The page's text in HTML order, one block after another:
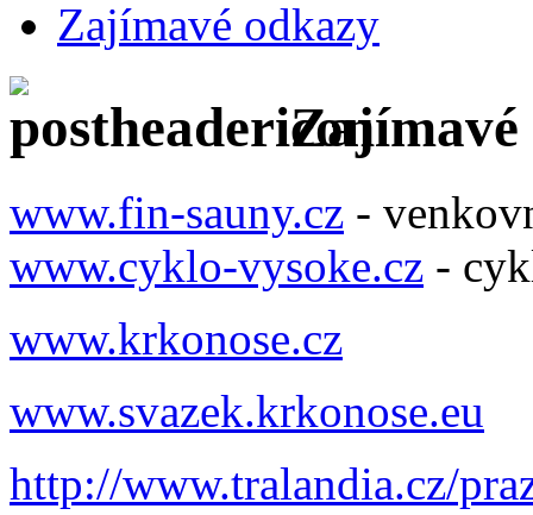
Zajímavé odkazy
Zajímavé
www.fin-sauny.cz -
www.cyklo-vysoke.cz -
www.krkonose.cz
www.svazek.krkonose.eu
http://www.tralandia.cz/